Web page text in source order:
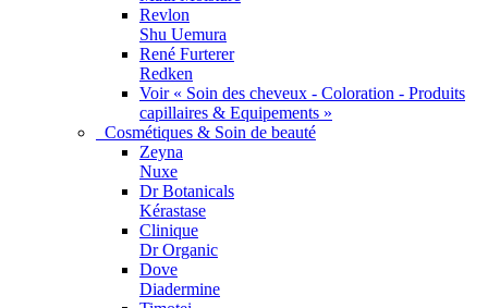
Revlon
Shu Uemura
René Furterer
Redken
Voir « Soin des cheveux - Coloration - Produits
capillaires & Equipements »
Cosmétiques & Soin de beauté
Zeyna
Nuxe
Dr Botanicals
Kérastase
Clinique
Dr Organic
Dove
Diadermine